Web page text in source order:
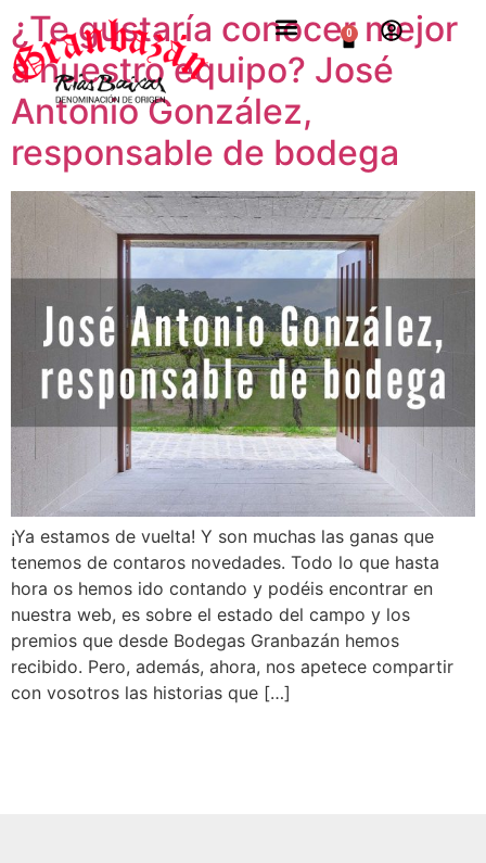
0
¿Te gustaría conocer mejor
a nuestro equipo? José
Antonio González,
responsable de bodega
¡Ya estamos de vuelta! Y son muchas las ganas que
tenemos de contaros novedades. Todo lo que hasta
hora os hemos ido contando y podéis encontrar en
nuestra web, es sobre el estado del campo y los
premios que desde Bodegas Granbazán hemos
recibido. Pero, además, ahora, nos apetece compartir
con vosotros las historias que […]